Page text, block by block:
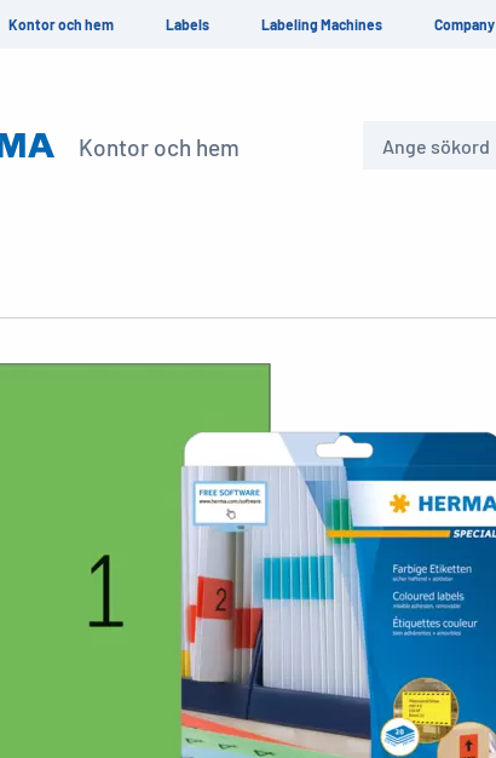
Kontor och hem Labels Labeling Machines Company
Kontor och hem